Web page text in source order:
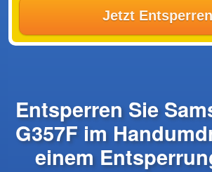
Jetzt Entsperren
Entsperren Sie
G357F im
einem